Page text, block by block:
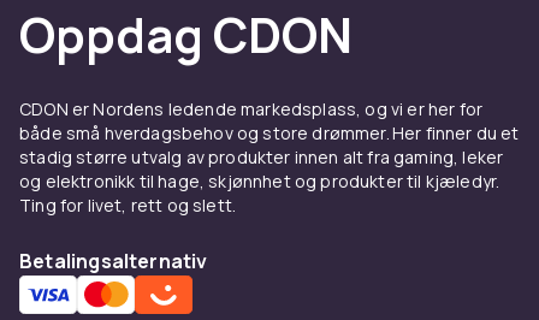
kundeanmeldelser for å finne beste leketøy. Vi
har et stort sortiment til alle budsjetter.
Hos CDON finner du byggeklosser, byggesett
& modellsett fra LEGO, Barbie og Schleich til
konkurransedyktige priser med rask levering
og enkel retur.
kundeanmeldelser for å finne beste leketøy. Vi
har et stort sortiment til alle budsjetter.
Oppdag CDON
CDON er Nordens ledende markedsplass, og vi er her for
både små hverdagsbehov og store drømmer. Her finner du et
stadig større utvalg av produkter innen alt fra gaming, leker
og elektronikk til hage, skjønnhet og produkter til kjæledyr.
Ting for livet, rett og slett.
Betalingsalternativ